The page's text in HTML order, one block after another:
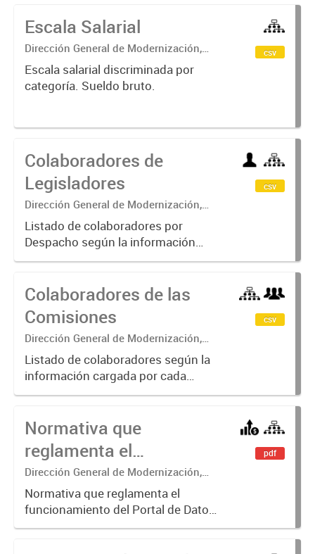
la Ciudad Autónoma de Buenos
Escala Salarial
Dirección General de Modernización,
Sustentabilidad y Fortalecimiento
Institucional
Escala salarial discriminada por
categoría. Sueldo bruto.
csv
Colaboradores de
Legisladores
Dirección General de Modernización,
Sustentabilidad y Fortalecimiento
Institucional
Listado de colaboradores por
Despacho según la información
cargada por cada Legislador.
csv
Colaboradores de las
Comisiones
Dirección General de Modernización,
Sustentabilidad y Fortalecimiento
Institucional
Listado de colaboradores según la
información cargada por cada
Presidente/a o Director/a General
csv
Normativa que
reglamenta el
funcionamiento del
Portal de Datos Abiertos
de la Legislatura
Dirección General de Modernización,
Sustentabilidad y Fortalecimiento
Institucional
Normativa que reglamenta el
funcionamiento del Portal de Datos
Abiertos de la Legislatura de la
pdf